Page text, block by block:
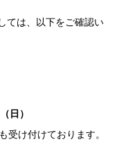
ては、以下をご確認い
日）
け付けております。